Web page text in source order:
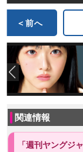
＜前へ
関連情報
「週刊ヤングジ